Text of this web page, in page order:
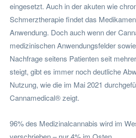
eingesetzt. Auch in der akuten wie
Schmerztherapie findet das
Anwendung. Doch auch wenn der
medizinischen Anwendungsfelder
Nachfrage seitens Patienten seit
steigt, gibt es immer noch deutliche
Nutzung, wie die im Mai 2021
Cannamedical® zeigt.
96% des Medizinalcannabis wird im